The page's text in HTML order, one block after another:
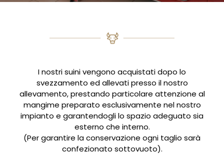
I nostri suini vengono acquistati dopo lo
svezzamento ed allevati presso il nostro
allevamento, prestando particolare attenzione al
mangime preparato esclusivamente nel nostro
impianto e garantendogli lo spazio adeguato sia
esterno che interno.
(Per garantire la conservazione ogni taglio sarà
confezionato sottovuoto).